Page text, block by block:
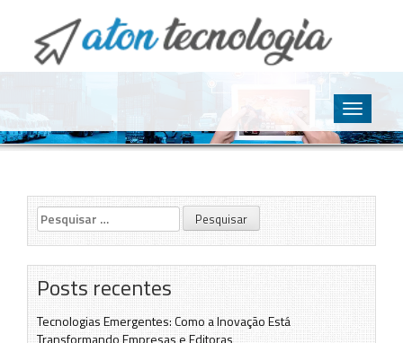
O point da Tecnologia
Toggle
Pesquisar
por:
Posts recentes
Tecnologias Emergentes: Como a Inovação Está
Transformando Empresas e Editoras